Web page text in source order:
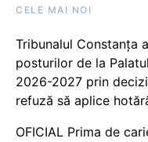
CELE MAI NOI
Tribunalul Constanța
posturilor de la
2026-2027 prin
refuză să aplice
OFICIAL Prima de